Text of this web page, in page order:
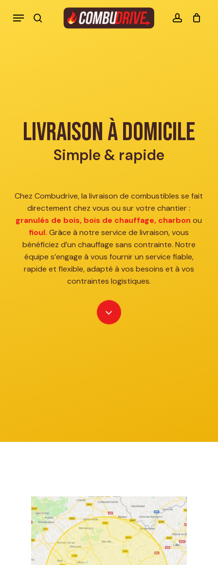
search account
Menu
Mon panier Combudrive CLOSE
Livraison à domicile
Simple & rapide
Chez Combudrive, la livraison de combustibles se fait
directement chez vous ou sur votre chantier :
granulés de bois, bois de chauffage, charbon ou
fioul. Grâce à notre service de livraison, vous
bénéficiez d’un chauffage sans contrainte. Notre
équipe s’engage à vous fournir un service fiable,
rapide et flexible, adapté à vos besoins et à vos
contraintes logistiques.
Navigate